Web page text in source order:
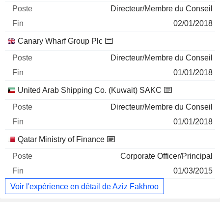
Directeur/Membre du Conseil
02/01/2018
Canary Wharf Group Plc
Directeur/Membre du Conseil
01/01/2018
United Arab Shipping Co. (Kuwait) SAKC
Directeur/Membre du Conseil
01/01/2018
Qatar Ministry of Finance
Corporate Officer/Principal
01/03/2015
Voir l'expérience en détail de Aziz Fakhroo